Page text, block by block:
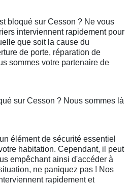
bloqué sur Cesson ? Ne vous
interviennent rapidement pour
que soit la cause du
de porte, réparation de
sommes votre partenaire de
sur Cesson ? Nous sommes là
élément de sécurité essentiel
habitation. Cependant, il peut
empêchant ainsi d'accéder à
ne paniquez pas ! Nos
rapidement et